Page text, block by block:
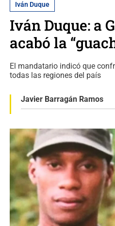
Iván Duque
Iván Duque: a
acabó la
El mandatario indicó que
todas las regiones del país
Javier Barragán Ramos